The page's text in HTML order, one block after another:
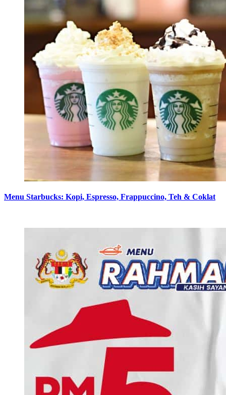
Menu Starbucks: Kopi, Espresso, Frappuccino, Teh & Coklat